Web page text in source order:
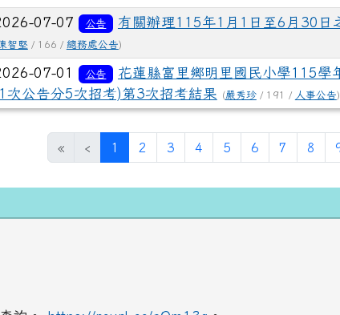
07-07 公告 有關辦理115年1月1日至6月30日
智堅 / 166 / 總務處公告)
07-01 公告
花蓮縣富里鄉明里國民小學115學
次公告分5次招考)第3次招考結果
(嚴秀珍/ 191 / 人事公告)
« ‹ 1 (目前頁次)
2 3 4 5 6 7 8